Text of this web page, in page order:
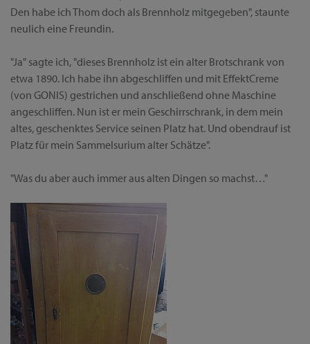
Den habe ich Thom doch als Brennholz mitgegeben", staunte
neulich eine Freundin.
"Ja" sagte ich, "dieses Brennholz ist ein alter Brotschrank von
etwa 1890. Ich habe ihn abgeschliffen und mit EffektCreme
(von GONIS) gestrichen und anschließend ohne Maschine
angeschliffen. Nun ist er mein Geschirrschrank, in dem mein
altes, geschenktes Service seinen Platz hat. Und obendrauf ist
Platz für mein Sammelsurium alter Schätze".
"Was du aber auch immer aus alten Dingen so machst…"